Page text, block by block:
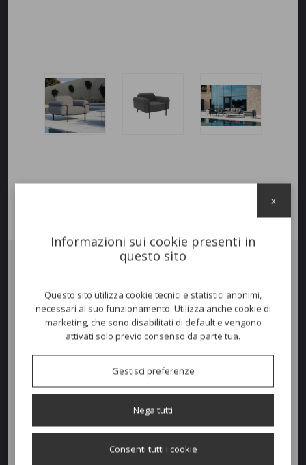
Struttura tubolare di acciaio galvanizzato verniciato per uso esterno.
Una linea che vuole dare la sensazione di un abbraccio. Linee
smussate, morbidezza e confort la fanno da padrona. Hug propone
anche divano 3 posti. Una cuscineria importante ed essenziale
Colori disponibili
Informazioni sui cookie presenti in
questo sito
Questo sito utilizza cookie tecnici e statistici anonimi,
necessari al suo funzionamento. Utilizza anche cookie di
marketing, che sono disabilitati di default e vengono
attivati solo previo consenso da parte tua.
Gestisci preferenze
Nega tutti
Consenti tutti i cookie
x